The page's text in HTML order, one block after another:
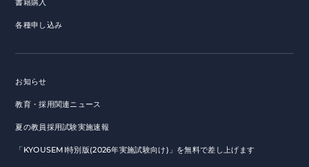
書籍購入
各種申し込み
お知らせ
教育・採用関連ニュース
夏の教員採用試験実施速報
「KYOUSEMI特別版(2026年実施試験向け)」を無料で差し上げます